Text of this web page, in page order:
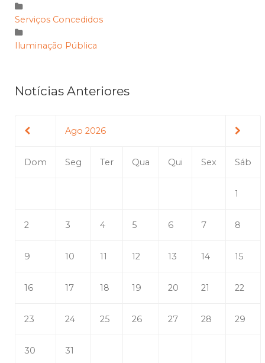
Serviços Concedidos
Iluminação Pública
Notícias Anteriores
Ago 2026
Dom Seg Ter Qua Qui Sex Sáb
1
2 3 4 5 6 7 8
9 10 11 12 13 14 15
16 17 18 19 20 21 22
23 24 25 26 27 28 29
30 31